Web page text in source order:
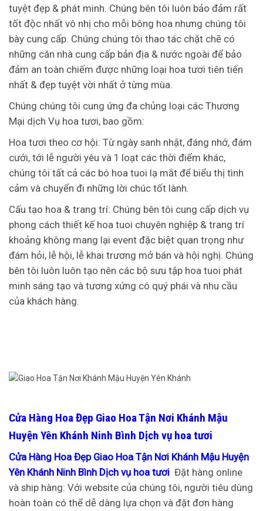
tuyệt đẹp & phát minh. Chúng bên tôi luôn bảo đảm rất
tốt độc nhất vô nhị cho mỗi bông hoa nhưng chúng tôi
bày cung cấp. Chúng chúng tôi thao tác chặt chẽ có
những căn nhà cung cấp bản địa & nước ngoài để bảo
đảm an toàn chiếm được những loại hoa tươi tiên tiến
nhất & đẹp tuyệt vời nhất ở từng mùa.
Chúng chúng tôi cung ứng đa chủng loại các Thương
Mại dịch Vụ hoa tươi, bao gồm:
Hoa tươi theo cơ hội: Từ ngày sanh nhật, đáng nhớ, đám
cưới, tới lễ người yêu và 1 loạt các thời điểm khác,
chúng tôi tất cả các bó hoa tuoi lạ mắt để biểu thị tình
cảm và chuyển đi những lời chúc tốt lành.
Cấu tạo hoa & trang trí: Chúng bên tôi cung cấp dịch vụ
phong cách thiết kế hoa tuoi chuyên nghiệp & trang trí
khoảng không mang lại event đặc biệt quan trọng như
đám hỏi, lễ hội, lễ khai trương mở bán và hội nghị. Chúng
bên tôi luôn luôn tạo nên các bộ sưu tập hoa tuoi phát
minh sáng tạo và tương xứng có quý phái và nhu cầu
của khách hàng.
Cửa Hàng Hoa Đẹp Giao Hoa Tận Nơi Khánh Mậu
Huyện Yên Khánh Ninh Bình Dịch vụ hoa tươi
Cửa Hàng Hoa Đẹp Giao Hoa Tận Nơi Khánh Mậu Huyện
Yên Khánh Ninh Bình Dịch vụ hoa tươi Đặt hàng online
và ship hàng: Với website của chúng tôi, người tiêu dùng
hoàn toàn có thể dễ dàng lựa chọn và đặt đơn hàng